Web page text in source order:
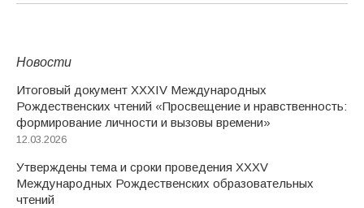
Новости
Итоговый документ XXХIV Международных
Рождественских чтений «Просвещение и нравственность:
формирование личности и вызовы времени»
12.03.2026
Утверждены тема и сроки проведения XXXV
Международных Рождественских образовательных
чтений